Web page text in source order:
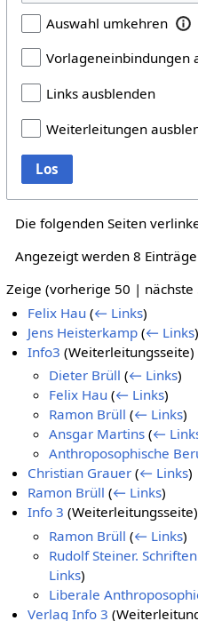
Auswahl umkehren
Vorlageneinbindungen
Links ausblenden
Weiterleitungen
Los
Die folgenden Seiten
Angezeigt werden 8
Zeige (vorherige 50 | nächste
Felix Hau (← Links)
Jens Heisterkamp (← Links)
Info3 (Weiterleitungsseite)
Dieter Brüll (← Links)
Felix Hau (← Links)
Ramon Brüll (← Links)
Ansgar Martins (←
Anthroposophische
Christian Grauer (← Links)
Ramon Brüll (← Links)
Info 3
Ramon Brüll (← Links)
Rudolf Steiner.
Links)
Liberale
Verlag Info 3